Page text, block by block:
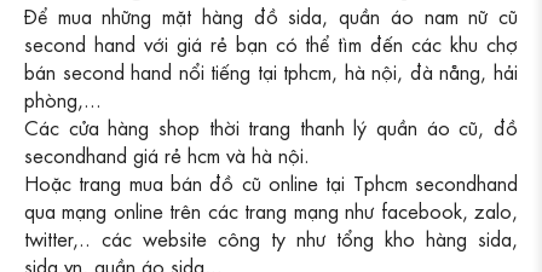
Để mua những mặt hàng đồ sida, quần áo nam nữ cũ
second hand với giá rẻ bạn có thể tìm đến các khu chợ
bán second hand nổi tiếng tại tphcm, hà nội, đà nẵng, hải
phòng,...
Các cửa hàng shop thời trang thanh lý quần áo cũ, đồ
secondhand giá rẻ hcm và hà nội.
Hoặc trang mua bán đồ cũ online tại Tphcm secondhand
qua mạng online trên các trang mạng như facebook, zalo,
twitter,.. các website công ty như tổng kho hàng sida,
sida.vn, quần áo sida,..